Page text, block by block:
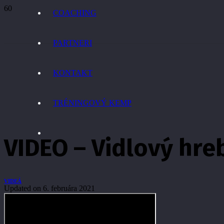
COACHING
PARTNERI
KONTAKT
TRÉNINGOVÝ KEMP
VIDEO – Vidlový
VIDEÁ
Updated on 6. februára 2021